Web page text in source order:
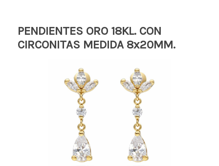
PENDIENTES ORO 18KL. CON
CIRCONITAS MEDIDA 8x20MM.